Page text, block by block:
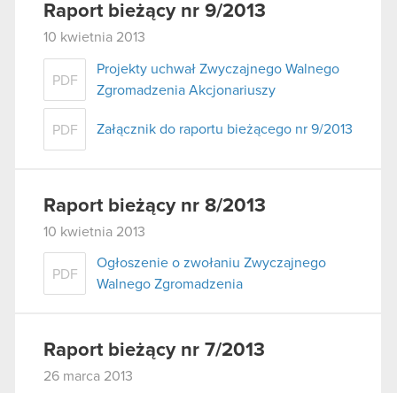
Raport bieżący nr 9/2013
10 kwietnia 2013
PDF
Projekty uchwał Zwyczajnego Walnego
Zgromadzenia Akcjonariuszy
PDF Załącznik do raportu bieżącego nr 9/2013
Raport bieżący nr 8/2013
10 kwietnia 2013
PDF
Ogłoszenie o zwołaniu Zwyczajnego
Walnego Zgromadzenia
Raport bieżący nr 7/2013
26 marca 2013